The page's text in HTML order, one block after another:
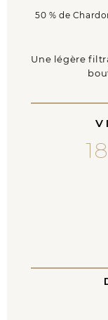
50 % de
Une légère